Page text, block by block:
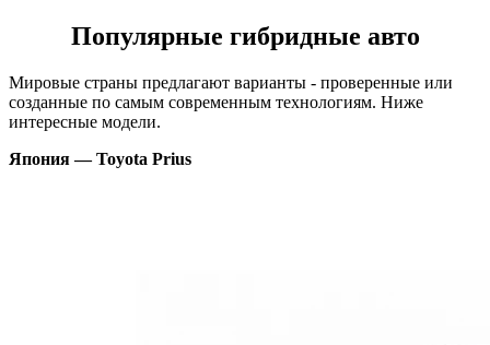
Популярные гибридные авто
Мировые страны предлагают варианты - проверенные или
созданные по самым современным технологиям. Ниже
интересные модели.
Япония — Toyota Prius